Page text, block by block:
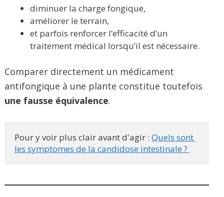
diminuer la charge fongique,
améliorer le terrain,
et parfois renforcer l’efficacité d’un
traitement médical lorsqu’il est nécessaire.
Comparer directement un médicament
antifongique à une plante constitue toutefois
une fausse équivalence.
Pour y voir plus clair avant d'agir : Quels sont
les symptomes de la candidose intestinale ?